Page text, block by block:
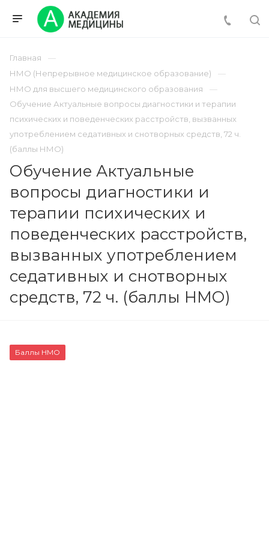
Главная
НМО (Непрерывное медицинское образование)
НМО для высшего медицинского образования
Обучение Актуальные вопросы диагностики и терапии
психических и поведенческих расстройств, вызванных
употреблением седативных и снотворных средств, 72 ч.
(баллы НМО)
Обучение Актуальные
вопросы диагностики и
терапии психических и
поведенческих расстройств,
вызванных употреблением
седативных и снотворных
средств, 72 ч. (баллы НМО)
Баллы НМО